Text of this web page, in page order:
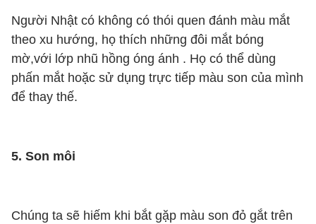
Người Nhật có không có thói quen đánh màu mắt
theo xu hướng, họ thích những đôi mắt bóng
mờ,với lớp nhũ hồng óng ánh . Họ có thể dùng
phấn mắt hoặc sử dụng trực tiếp màu son của mình
để thay thế.
5. Son môi
Chúng ta sẽ hiếm khi bắt gặp màu son đỏ gắt trên